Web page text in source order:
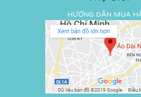
HƯỚNG DẪN MUA